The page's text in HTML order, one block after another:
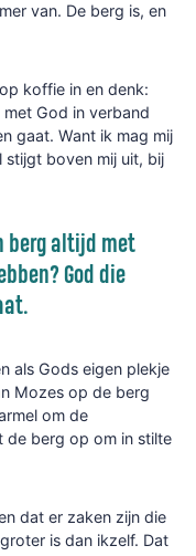
van. De berg is, en
koffie in en denk:
God in verband
gaat. Want ik mag mij
stijgt boven mij uit, bij
berg altijd met
God die
als Gods eigen plekje
Mozes op de berg
om de
de berg op om in stilte
dat er zaken zijn die
is dan ikzelf. Dat